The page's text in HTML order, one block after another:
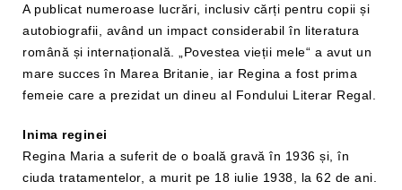
A publicat numeroase lucrări, inclusiv cărți pentru copii și
autobiografii, având un impact considerabil în literatura
română și internațională. „Povestea vieții mele“ a avut un
mare succes în Marea Britanie, iar Regina a fost prima
femeie care a prezidat un dineu al Fondului Literar Regal.
Inima reginei
Regina Maria a suferit de o boală gravă în 1936 și, în
ciuda tratamentelor, a murit pe 18 iulie 1938, la 62 de ani.